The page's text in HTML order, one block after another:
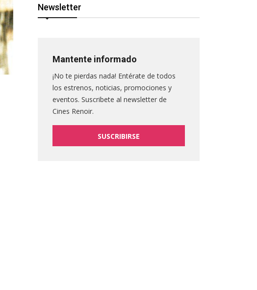
Newsletter
Mantente informado
¡No te pierdas nada! Entérate de todos
los estrenos, noticias, promociones y
eventos. Suscribete al newsletter de
Cines Renoir.
SUSCRIBIRSE